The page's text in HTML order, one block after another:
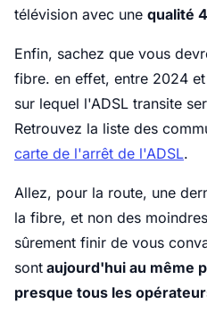
télévision avec une qualité
Enfin, sachez que vous
fibre. en effet, entre 2024
sur lequel l'ADSL transite
Retrouvez la liste des
carte de l'arrêt de l'ADSL.
Allez, pour la route, une
la fibre, et non des
sûrement finir de vous
sont aujourd'hui au même
presque tous les